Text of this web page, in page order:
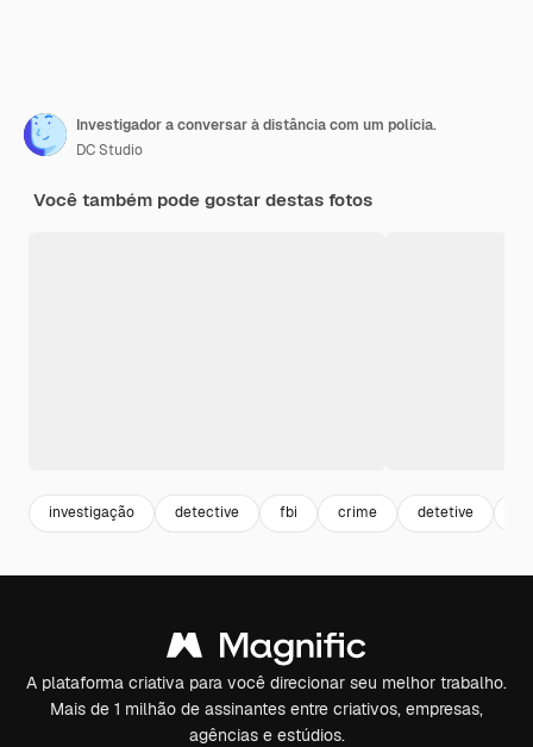
Investigador a conversar à distância com um polícia.
DC Studio
Você também pode gostar destas fotos
investigação detective fbi crime detetive
A plataforma criativa para você direcionar seu melhor trabalho.
Mais de 1 milhão de assinantes entre criativos, empresas,
agências e estúdios.